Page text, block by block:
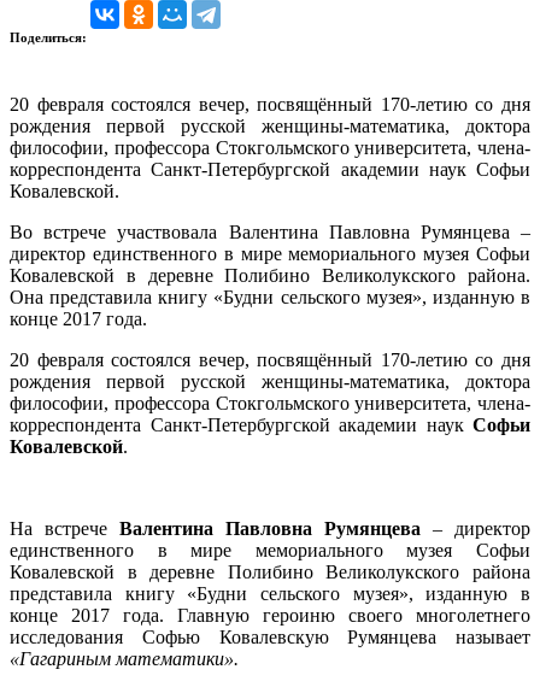
Поделиться:
20 февраля состоялся вечер, посвящённый 170-летию со дня
рождения первой русской женщины-математика, доктора
философии, профессора Стокгольмского университета, члена-
корреспондента Санкт-Петербургской академии наук Софьи
Ковалевской.
Во встрече участвовала Валентина Павловна Румянцева –
директор единственного в мире мемориального музея Софьи
Ковалевской в деревне Полибино Великолукского района.
Она представила книгу «Будни сельского музея», изданную в
конце 2017 года.
20 февраля состоялся вечер, посвящённый 170-летию со дня
рождения первой русской женщины-математика, доктора
философии, профессора Стокгольмского университета, члена-
корреспондента Cанкт-Петербургской академии наук Софьи
Ковалевской.
На встрече Валентина Павловна Румянцева – директор
единственного в мире мемориального музея Софьи
Ковалевской в деревне Полибино Великолукского района
представила книгу «Будни сельского музея», изданную в
конце 2017 года. Главную героиню своего многолетнего
исследования Софью Ковалевскую Румянцева называет
«Гагариным математики».